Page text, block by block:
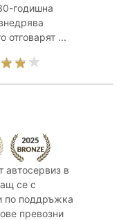
годишна
отговарят ...
автосервиз в
се с
по поддръжка
превозни